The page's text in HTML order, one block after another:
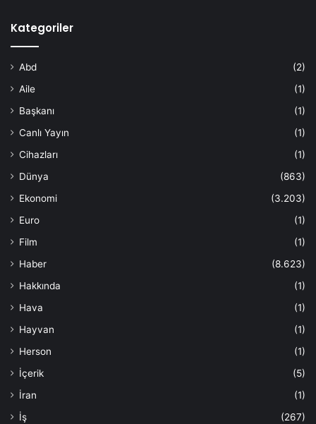
Kategoriler
Abd
(2)
Aile
(1)
Başkanı
(1)
Canlı Yayın
(1)
Cihazları
(1)
Dünya
(863)
Ekonomi
(3.203)
Euro
(1)
Film
(1)
Haber
(8.623)
Hakkında
(1)
Hava
(1)
Hayvan
(1)
Herson
(1)
İçerik
(5)
İran
(1)
İş
(267)